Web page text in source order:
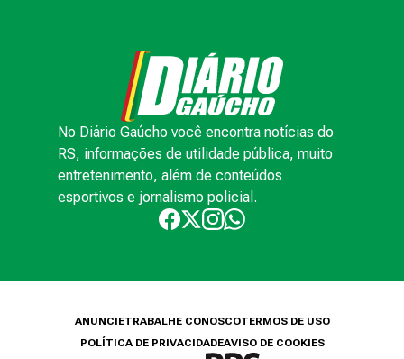
No Diário Gaúcho você encontra notícias do
RS, informações de utilidade pública, muito
entretenimento, além de conteúdos
esportivos e jornalismo policial.
ANUNCIETRABALHE CONOSCOTERMOS DE USO
POLÍTICA DE PRIVACIDADEAVISO DE COOKIES